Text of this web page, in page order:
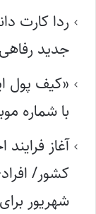
ردا کارت
جدید رفاهی
«کیف پول
با شماره
آغاز
کشور/
شهریور